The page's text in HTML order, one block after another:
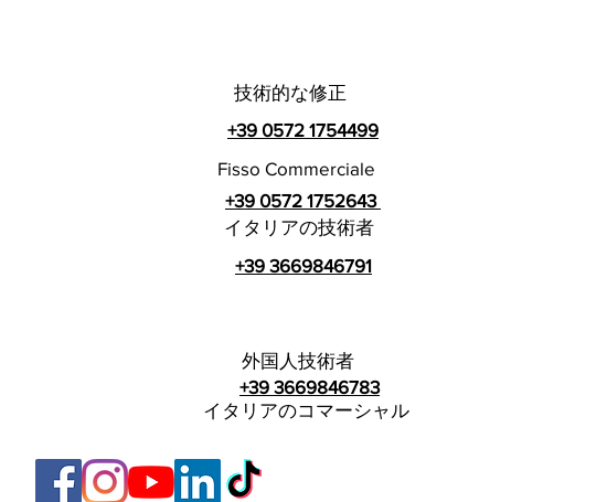
技術的な修正
+39 0572 1754499
Fisso Commerciale
+39 0572 1752643
イタリアの技術者
+39 3669846791
外国人技術者
+39 3669846783
イタリアのコマーシャル